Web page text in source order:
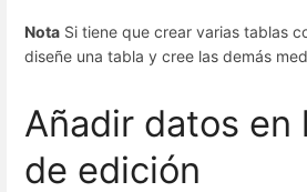
Nota Si tiene que crear varias tablas
diseñe una tabla y cree las demás
Añadir datos en
de edición